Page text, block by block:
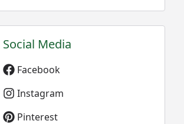
Social Media
Facebook
Instagram
Pinterest